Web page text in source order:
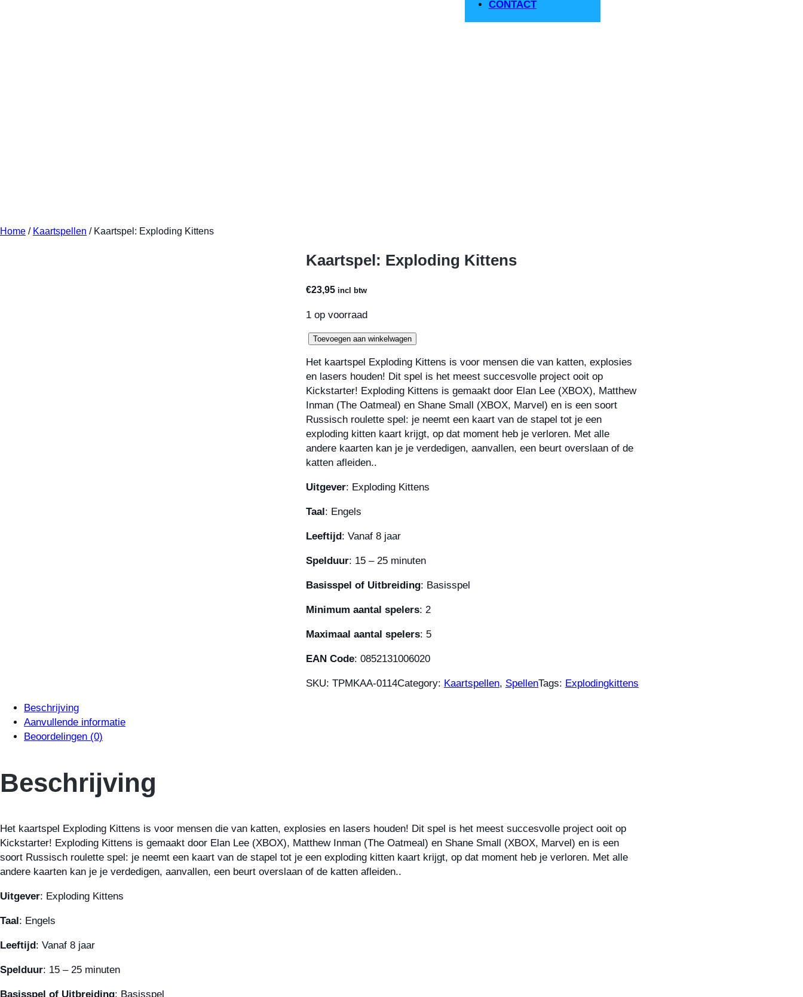
CONTACT
Home / Kaartspellen / Kaartspel: Exploding Kittens
Kaartspel: Exploding Kittens
€23,95 incl btw
1 op voorraad
Kaartspel:
Kittens
aantal
Toevoegen aan winkelwagen
Het kaartspel Exploding Kittens is voor mensen die van katten, explosies
en lasers houden! Dit spel is het meest succesvolle project ooit op
Kickstarter! Exploding Kittens is gemaakt door Elan Lee (XBOX), Matthew
Inman (The Oatmeal) en Shane Small (XBOX, Marvel) en is een soort
Russisch roulette spel: je neemt een kaart van de stapel tot je een
exploding kitten kaart krijgt, op dat moment heb je verloren. Met alle
andere kaarten kan je je verdedigen, aanvallen, een beurt overslaan of de
katten afleiden..
Uitgever: Exploding Kittens
Taal: Engels
Leeftijd: Vanaf 8 jaar
Spelduur: 15 – 25 minuten
Basisspel of Uitbreiding: Basisspel
Minimum aantal spelers: 2
Maximaal aantal spelers: 5
EAN Code: 0852131006020
SKU: TPMKAA-0114Category: Kaartspellen, SpellenTags: Explodingkittens
Beschrijving
Aanvullende informatie
Beoordelingen (0)
Beschrijving
Het kaartspel Exploding Kittens is voor mensen die van katten, explosies en lasers houden! Dit spel is het meest succesvolle project ooit op
Kickstarter! Exploding Kittens is gemaakt door Elan Lee (XBOX), Matthew Inman (The Oatmeal) en Shane Small (XBOX, Marvel) en is een
soort Russisch roulette spel: je neemt een kaart van de stapel tot je een exploding kitten kaart krijgt, op dat moment heb je verloren. Met alle
andere kaarten kan je je verdedigen, aanvallen, een beurt overslaan of de katten afleiden..
Uitgever: Exploding Kittens
Taal: Engels
Leeftijd: Vanaf 8 jaar
Spelduur: 15 – 25 minuten
Basisspel of Uitbreiding: Basisspel